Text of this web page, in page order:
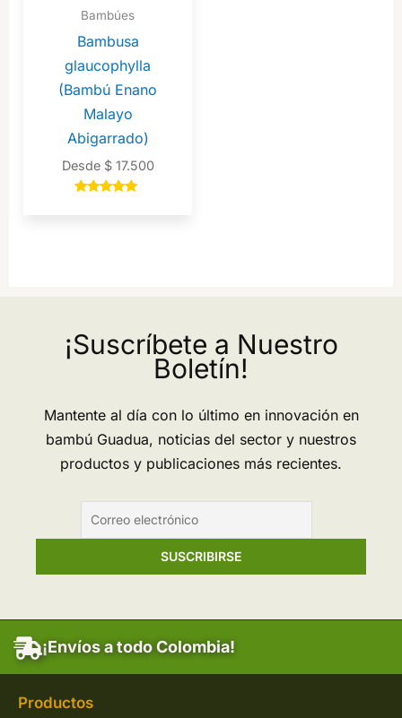
Bambúes
Bambusa
glaucophylla
(Bambú Enano
Malayo
Abigarrado)
Desde $17.500
¡Suscríbete a Nuestro
Boletín!
Mantente al día con lo último en innovación en
bambú Guadua, noticias del sector y nuestros
productos y publicaciones más recientes.
¡Envíos a todo Colombia!
Productos